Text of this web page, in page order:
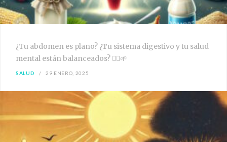
¿Tu abdomen es plano? ¿Tu sistema digestivo y tu salud
mental están balanceados? 🧘‍♀️🌱
SALUD 29 ENERO, 2025